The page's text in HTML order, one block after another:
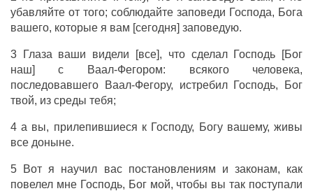
убавляйте от того; соблюдайте заповеди Господа, Бога
вашего, которые я вам [сегодня] заповедую.
3 Глаза ваши видели [все], что сделал Господь [Бог
наш] с Ваал-Фегором: всякого человека,
последовавшего Ваал-Фегору, истребил Господь, Бог
твой, из среды тебя;
4 а вы, прилепившиеся к Господу, Богу вашему, живы
все доныне.
5 Вот я научил вас постановлениям и законам, как
повелел мне Господь, Бог мой, чтобы вы так поступали